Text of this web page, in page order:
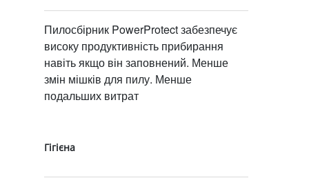
Пилосбірник PowerProtect забезпечує
високу продуктивність прибирання
навіть якщо він заповнений. Менше
змін мішків для пилу. Менше
подальших витрат
Гігієна